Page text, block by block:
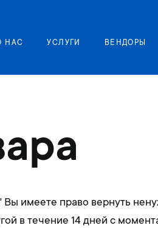
НАС УСЛУГИ ВЕНДОРЫ
имеете право вернуть
в течение 14 дней с